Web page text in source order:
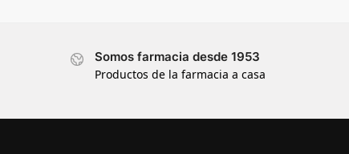
Somos farmacia desde 1953
Productos de la farmacia a casa